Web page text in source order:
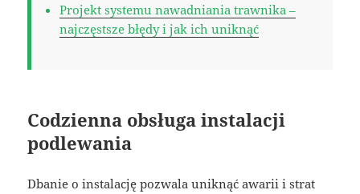
Projekt systemu nawadniania trawnika –
najczęstsze błędy i jak ich uniknąć
Codzienna obsługa instalacji
podlewania
Dbanie o instalację pozwala uniknąć awarii i strat